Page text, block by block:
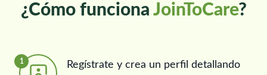
¿Cómo funciona JoinToCare?
1
Regístrate y crea un perfil detallando